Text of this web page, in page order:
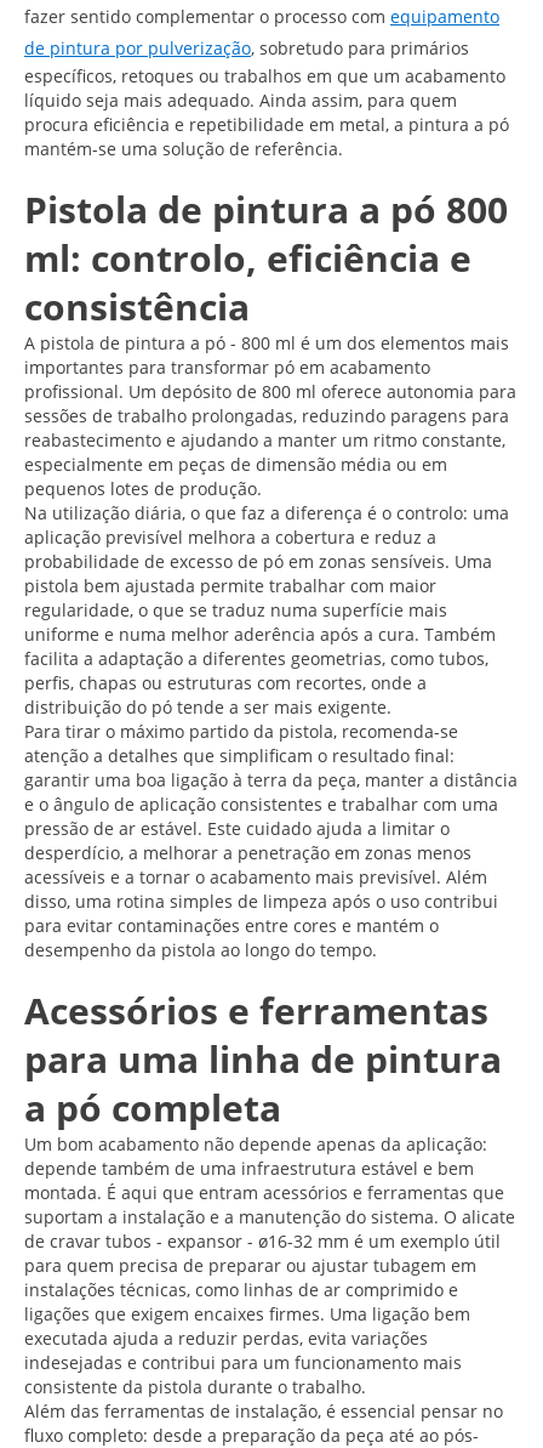
fazer sentido complementar o processo com equipamento
de pintura por pulverização, sobretudo para primários
específicos, retoques ou trabalhos em que um acabamento
líquido seja mais adequado. Ainda assim, para quem
procura eficiência e repetibilidade em metal, a pintura a pó
mantém-se uma solução de referência.
Pistola de pintura a pó 800
ml: controlo, eficiência e
consistência
A pistola de pintura a pó - 800 ml é um dos elementos mais
importantes para transformar pó em acabamento
profissional. Um depósito de 800 ml oferece autonomia para
sessões de trabalho prolongadas, reduzindo paragens para
reabastecimento e ajudando a manter um ritmo constante,
especialmente em peças de dimensão média ou em
pequenos lotes de produção.
Na utilização diária, o que faz a diferença é o controlo: uma
aplicação previsível melhora a cobertura e reduz a
probabilidade de excesso de pó em zonas sensíveis. Uma
pistola bem ajustada permite trabalhar com maior
regularidade, o que se traduz numa superfície mais
uniforme e numa melhor aderência após a cura. Também
facilita a adaptação a diferentes geometrias, como tubos,
perfis, chapas ou estruturas com recortes, onde a
distribuição do pó tende a ser mais exigente.
Para tirar o máximo partido da pistola, recomenda-se
atenção a detalhes que simplificam o resultado final:
garantir uma boa ligação à terra da peça, manter a distância
e o ângulo de aplicação consistentes e trabalhar com uma
pressão de ar estável. Este cuidado ajuda a limitar o
desperdício, a melhorar a penetração em zonas menos
acessíveis e a tornar o acabamento mais previsível. Além
disso, uma rotina simples de limpeza após o uso contribui
para evitar contaminações entre cores e mantém o
desempenho da pistola ao longo do tempo.
Acessórios e ferramentas
para uma linha de pintura
a pó completa
Um bom acabamento não depende apenas da aplicação:
depende também de uma infraestrutura estável e bem
montada. É aqui que entram acessórios e ferramentas que
suportam a instalação e a manutenção do sistema. O alicate
de cravar tubos - expansor - ø16-32 mm é um exemplo útil
para quem precisa de preparar ou ajustar tubagem em
instalações técnicas, como linhas de ar comprimido e
ligações que exigem encaixes firmes. Uma ligação bem
executada ajuda a reduzir perdas, evita variações
indesejadas e contribui para um funcionamento mais
consistente da pistola durante o trabalho.
Além das ferramentas de instalação, é essencial pensar no
fluxo completo: desde a preparação da peça até ao pós-